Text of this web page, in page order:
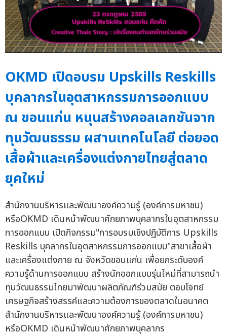
OKMD เปิดอบรม Upskills Reskills
บุคลากรในอุตสาหกรรมการออกแบบ
ณ ขอนแก่น หนุนสร้างคอลเลกชันจาก
ทุนวัฒนธรรม ผสานเทคโนโลยี ต่อยอด
เสื้อผ้าและเครื่องแต่งกายไทยสู่ตลาด
ยุคใหม่
สำนักงานบริหารและพัฒนาองค์ความรู้ (องค์การมหาชน)
หรือOKMD เดินหน้าพัฒนาศักยภาพบุคลากรในอุตสาหกรรม
การออกแบบ เปิดกิจกรรม"การอบรมเชิงปฏิบัติการ Upskills
Reskills บุคลากรในอุตสาหกรรมการออกแบบ"สาขาเสื้อผ้า
และเครื่องแต่งกาย ณ จังหวัดขอนแก่น เพื่อยกระดับองค์
ความรู้ด้านการออกแบบ สร้างนักออกแบบรุ่นใหม่ที่สามารถนำ
ทุนวัฒนธรรมไทยมาพัฒนาผลิตภัณฑ์ร่วมสมัย ตอบโจทย์
เศรษฐกิจสร้างสรรค์และความต้องการของตลาดในอนาคต
สำนักงานบริหารและพัฒนาองค์ความรู้ (องค์การมหาชน)
หรือOKMD เดินหน้าพัฒนาศักยภาพบุคลากร